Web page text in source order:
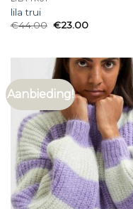
lila trui
€44.00 €23.00
Aanbieding!